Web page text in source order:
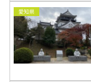
愛知県